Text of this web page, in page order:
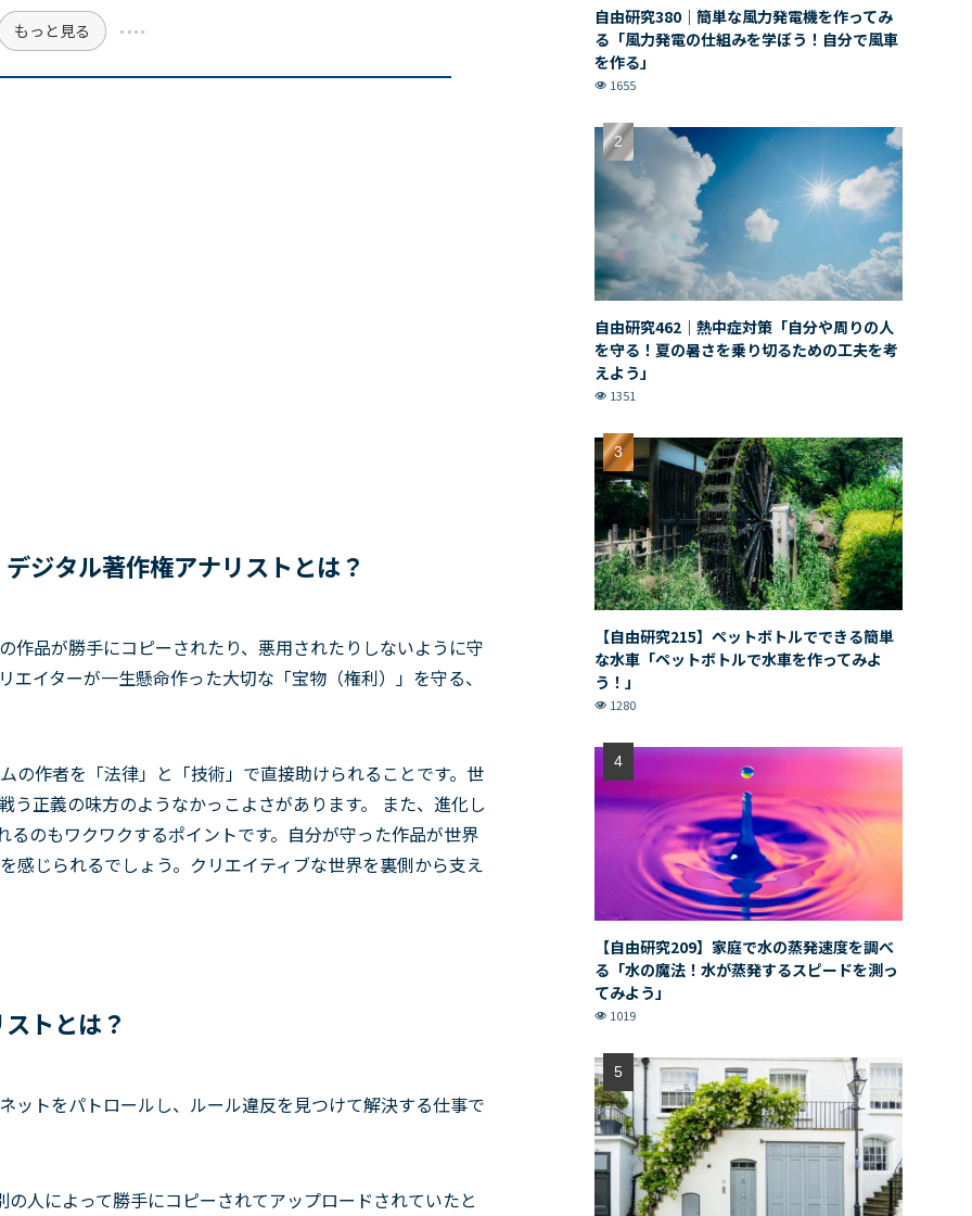
もっと見る
ジタル著作権アナリストとは？
作品が勝手にコピーされたり、悪用されたりしないように守
イターが一生懸命作った大切な「宝物（権利）」を守る、
の作者を「法律」と「技術」で直接助けられることです。世
う正義の味方のようなかっこよさがあります。 また、進化し
のもワクワクするポイントです。自分が守った作品が世界
感じられるでしょう。クリエイティブな世界を裏側から支え
トとは？
ットをパトロールし、ルール違反を見つけて解決する仕事で
人によって勝手にコピーされてアップロードされていたと
自由研究380｜簡単な風力発電機を作ってみ
る「風力発電の仕組みを学ぼう！自分で風車
を作る」
1655
自由研究462｜熱中症対策「自分や周りの人
を守る！夏の暑さを乗り切るための工夫を考
えよう」
1351
【自由研究215】ペットボトルでできる簡単
な水車「ペットボトルで水車を作ってみよ
う！」
1280
【自由研究209】家庭で水の蒸発速度を調べ
る「水の魔法！水が蒸発するスピードを測っ
てみよう」
1019